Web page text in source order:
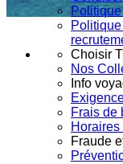
Choisir
Nos
Info
Frais de
Fraude